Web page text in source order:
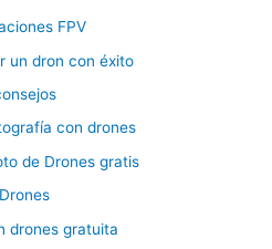
FPV
un dron con éxito
con drones
de Drones gratis
Drones
drones gratuita